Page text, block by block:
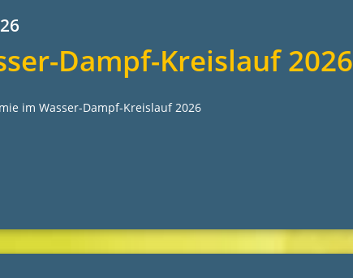
Dampf-Kreislauf 2026
im Wasser-Dampf-Kreislauf 2026